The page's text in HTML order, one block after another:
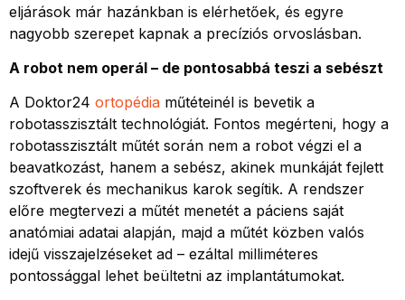
eljárások már hazánkban is elérhetőek, és egyre
nagyobb szerepet kapnak a precíziós orvoslásban.
A robot nem operál – de pontosabbá teszi a sebészt
A Doktor24 ortopédia műtéteinél is bevetik a
robotasszisztált technológiát. Fontos megérteni, hogy a
robotasszisztált műtét során nem a robot végzi el a
beavatkozást, hanem a sebész, akinek munkáját fejlett
szoftverek és mechanikus karok segítik. A rendszer
előre megtervezi a műtét menetét a páciens saját
anatómiai adatai alapján, majd a műtét közben valós
idejű visszajelzéseket ad – ezáltal milliméteres
pontossággal lehet beültetni az implantátumokat.